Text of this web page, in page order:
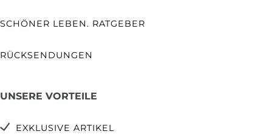
SCHÖNER LEBEN. RATGEBER
RÜCKSENDUNGEN
UNSERE VORTEILE
EXKLUSIVE ARTIKEL